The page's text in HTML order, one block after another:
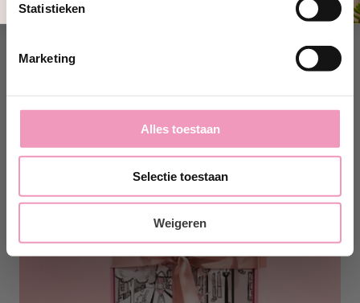
Statistieken
Marketing
Alles toestaan
Selectie toestaan
Weigeren